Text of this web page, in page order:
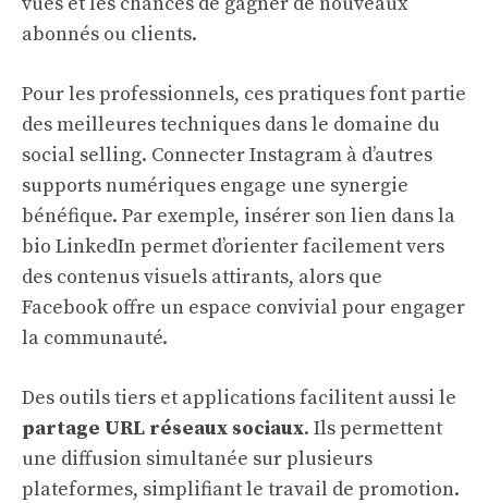
abonnés ou clients.
Pour les professionnels, ces pratiques font partie
des meilleures techniques dans le domaine du
social selling. Connecter Instagram à d’autres
supports numériques engage une synergie
bénéfique. Par exemple, insérer son lien dans la
bio LinkedIn permet d’orienter facilement vers
des contenus visuels attirants, alors que
Facebook offre un espace convivial pour engager
la communauté.
Des outils tiers et applications facilitent aussi le
partage URL réseaux sociaux. Ils permettent
une diffusion simultanée sur plusieurs
plateformes, simplifiant le travail de promotion.